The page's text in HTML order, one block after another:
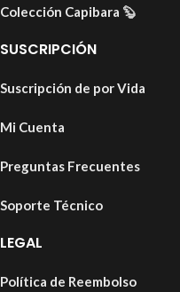
Colección Capibara 🦫
SUSCRIPCIÓN
Suscripción de por Vida
Mi Cuenta
Preguntas Frecuentes
Soporte Técnico
LEGAL
Política de Reembolso